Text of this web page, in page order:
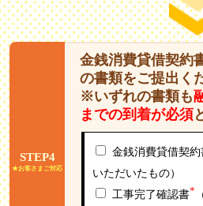
STEP4
★お客さまご対応
金銭消費貸借契約
の書類をご提出く
※いずれの書類も
までの到着が必須
金銭消費貸借契
いただいたもの）
工事完了確認書*